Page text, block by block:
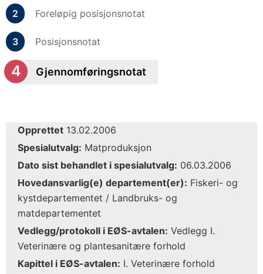
Foreløpig posisjonsnotat
Posisjonsnotat
Gjennomføringsnotat
Opprettet 13.02.2006
Spesialutvalg: Matproduksjon
Dato sist behandlet i spesialutvalg: 06.03.2006
Hovedansvarlig(e) departement(er): Fiskeri- og
kystdepartementet / Landbruks- og
matdepartementet
Vedlegg/protokoll i EØS-avtalen: Vedlegg I.
Veterinære og plantesanitære forhold
Kapittel i EØS-avtalen: I. Veterinære forhold